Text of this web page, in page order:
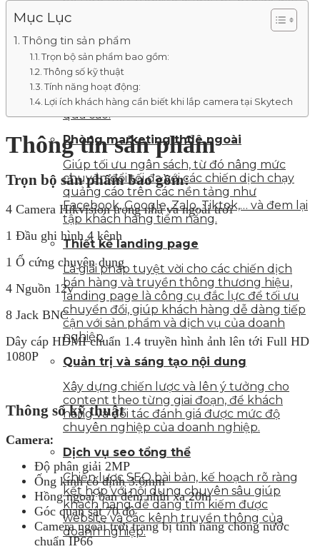
responsive với đầy đủ tính năng bán hàng
online, giới thiệu dịch vụ, dự án,…
Thiết kế nhận diện thương hiệu
Thiết kế logo, nhận diện văn phòng, ấn
phẩm truyền thông, profile doanh nghiệp
với chi phí tối ưu nhất mà vẫn đem lại hiệu
quả cao.
Phòng marketing thuê ngoài
Giúp tối ưu ngân sách, từ đó nâng mức
chuyển đổi tối đa với các chiến dịch chạy
quảng cáo trên các nền tảng như
Facebook, Google, Zalo, Tiktok,… và đem lại
tập khách hàng tiềm năng.
Thiết kế landing page
Là giải pháp tuyệt vời cho các chiến dịch
bán hàng và truyền thông thương hiệu,
landing page là công cụ đắc lực để tối ưu
chuyển đổi, giúp khách hàng dễ dàng tiếp
cận với sản phẩm và dịch vụ của doanh
nghiệp
Quản trị và sáng tạo nội dung
Xây dựng chiến lược và lên ý tưởng cho
content theo từng giai đoạn, để khách
hàng và đối tác đánh giá được mức độ
chuyên nghiệp của doanh nghiệp.
Dịch vụ seo tổng thể
Chiến lược SEO bài bản, kế hoạch rõ ràng
kết hợp với nội dung chuyên sâu giúp
khách hàng dễ dàng tìm kiếm được
website và các kênh truyền thông của
doanh nghiệp.
Mục Lục
Thông tin sản phẩm
Trọn bộ sản phẩm bao gồm:
Thông số kỹ thuật
Tính năng hoạt động:
Lợi ích khách hàng cần biết khi lắp camera tại Skytech
Thông tin sản phẩm
Trọn bộ sản phẩm bao gồm:
4 Camera Hikvision trong nhà và ngoài trời
1 Đầu ghi hình 4 kênh
1 Ổ cứng chuyên dụng
4 Nguồn 12v
8 Jack BNC
Dây cáp HDMI chuẩn 1.4 truyền hình ảnh lên tới Full HD
1080P
Thông số kỹ thuật
Camera:
Độ phân giải 2MP
Ống kính cố định 3.6mm
Hồng ngoại ban đêm nhìn xa 20m
Góc quan sát 70 độ
Camera ngoài trời trang bị tính năng chống nước
chuẩn IP66